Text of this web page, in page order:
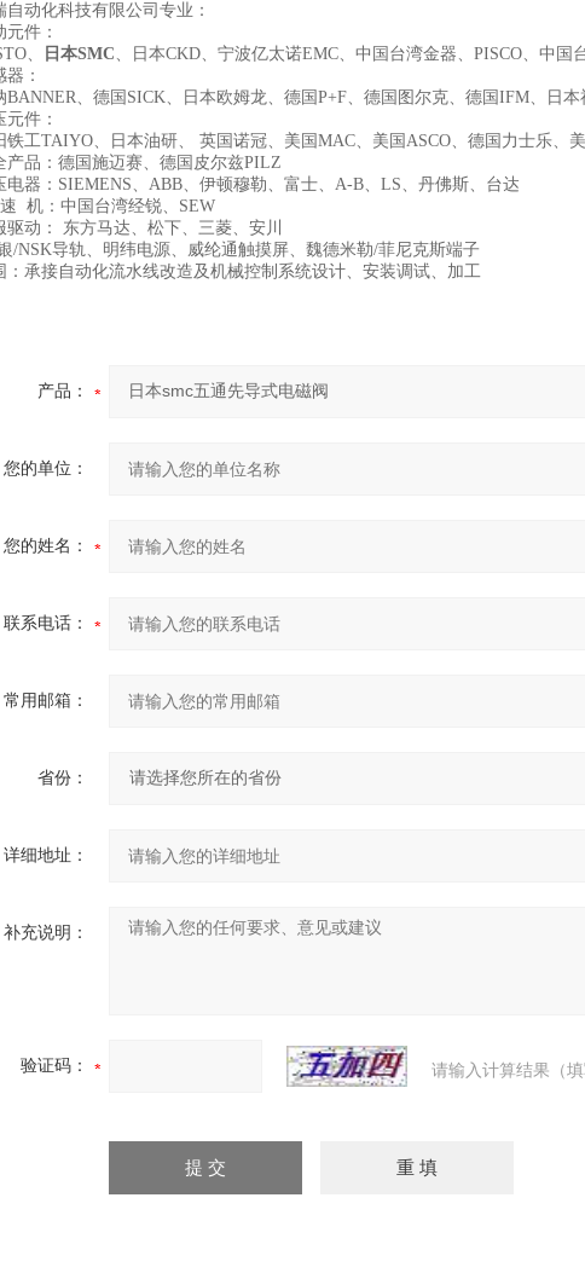
自动化科技有限公司专业：
件：
、
日本SMC、日本CKD、宁波亿太诺EMC、中国台湾金器、PISCO、中国
：
BANNER、德国SICK、日本欧姆龙、德国P+F、德国图尔克、德国IFM、日本
件：
铁工TAIYO、日本油研、 英国诺冠、美国MAC、美国ASCO、德国力士乐、
产品：德国施迈赛、德国皮尔兹PILZ
电器：SIEMENS、ABB、伊顿穆勒、富士、A-B、LS、丹佛斯、台达
机：中国台湾经锐、SEW
驱动： 东方马达、松下、三菱、安川
/NSK导轨、明纬电源、威纶通触摸屏、魏德米勒/菲尼克斯端子
：承接自动化流水线改造及机械控制系统设计、安装调试、加工
产品：
您的单位：
您的姓名：
联系电话：
常用邮箱：
省份：
详细地址：
补充说明：
验证码： 请输入计算结果（